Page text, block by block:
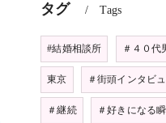
タグ Tags
#結婚相談所 ＃４０代
東京 ＃街頭インタビ
＃継続 ＃好きになる